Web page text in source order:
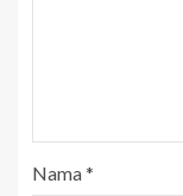
Nama*